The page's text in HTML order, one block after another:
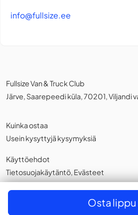
Osta lippu
info@fullsize.ee
Fullsize Van & Truck Club
Järve, Saarepeedi küla, 70201, Viljandi
Kuinka ostaa
Usein kysyttyjä kysymyksiä
Käyttöehdot
Tietosuojakäytäntö, Evästeet